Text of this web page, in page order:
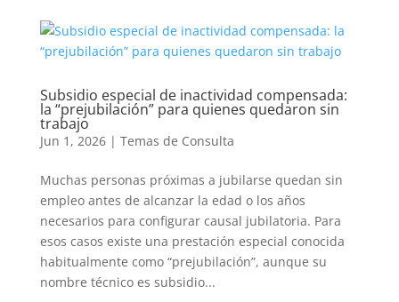
Subsidio especial de inactividad compensada:
la “prejubilación” para quienes quedaron sin
trabajo
Jun 1, 2026| Temas de Consulta
Muchas personas próximas a jubilarse quedan sin
empleo antes de alcanzar la edad o los años
necesarios para configurar causal jubilatoria. Para
esos casos existe una prestación especial conocida
habitualmente como “prejubilación”, aunque su
nombre técnico es subsidio...